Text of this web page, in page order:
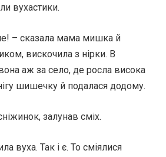
вухастики.
– сказала мама мишка й
вискочила з нірки. В
аж за село, де росла висока
шишечку й подалася додому.
залунав сміх.
вуха. Так і є. То сміялися